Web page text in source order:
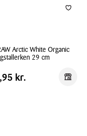
Arctic White Organic
29 cm
169,95 kr.
kr.